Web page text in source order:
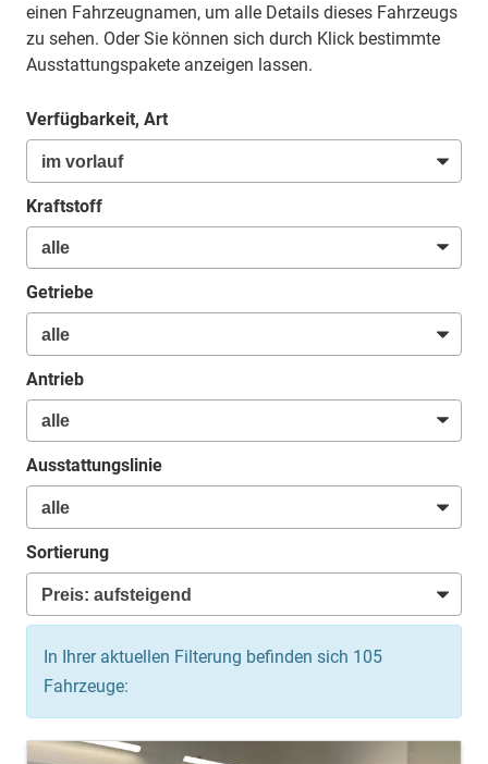
einen Fahrzeugnamen, um alle Details dieses Fahrzeugs
zu sehen. Oder Sie können sich durch Klick bestimmte
Ausstattungspakete anzeigen lassen.
Verfügbarkeit, Art
Kraftstoff
Getriebe
Antrieb
Ausstattungslinie
Sortierung
In Ihrer aktuellen Filterung befinden sich 105
Fahrzeuge: